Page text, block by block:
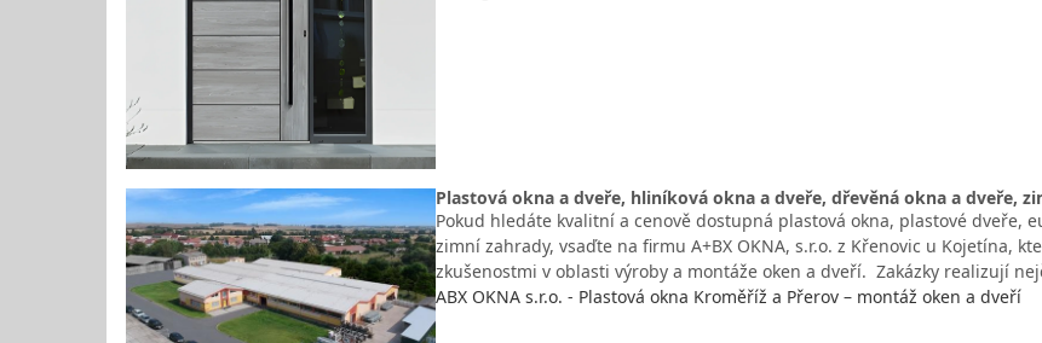
Plastová okna a dveře, hliníková okna a dveře, dřevěná okna a dveře,
Pokud hledáte kvalitní a cenově dostupná plastová okna, plastové dveře,
zimní zahrady, vsaďte na firmu A+BX OKNA, s.r.o. z Křenovic u Kojetína,
zkušenostmi v oblasti výroby a montáže oken a dveří. Zakázky realizují
ABX OKNA s.r.o. - Plastová okna Kroměříž a Přerov – montáž oken a dveří